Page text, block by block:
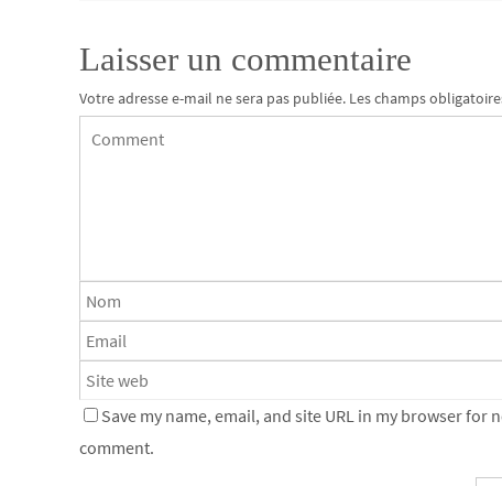
Laisser un commentaire
Votre adresse e-mail ne sera pas publiée. Les champs
Save my name, email, and site URL in my browser for
comment.